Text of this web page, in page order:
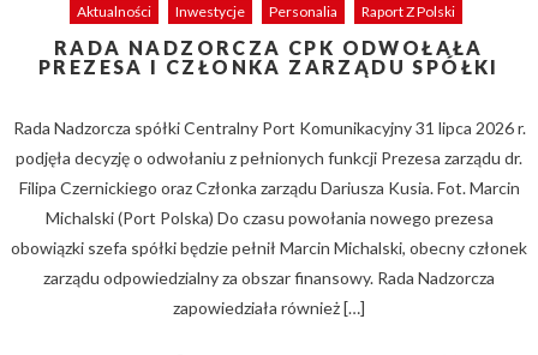
Aktualności Inwestycje Personalia Raport Z Polski
RADA NADZORCZA CPK ODWOŁAŁA
PREZESA I CZŁONKA ZARZĄDU SPÓŁKI
Rada Nadzorcza spółki Centralny Port Komunikacyjny 31 lipca 2026 r.
podjęła decyzję o odwołaniu z pełnionych funkcji Prezesa zarządu dr.
Filipa Czernickiego oraz Członka zarządu Dariusza Kusia. Fot. Marcin
Michalski (Port Polska) Do czasu powołania nowego prezesa
obowiązki szefa spółki będzie pełnił Marcin Michalski, obecny członek
zarządu odpowiedzialny za obszar finansowy. Rada Nadzorcza
zapowiedziała również […]